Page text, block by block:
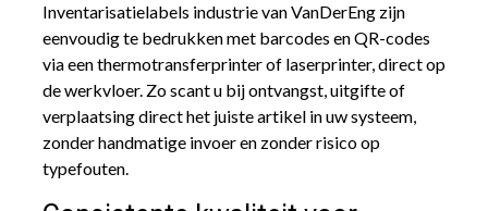
Inventarisatielabels industrie van VanDerEng zijn
eenvoudig te bedrukken met barcodes en QR-codes
via een thermotransferprinter of laserprinter, direct op
de werkvloer. Zo scant u bij ontvangst, uitgifte of
verplaatsing direct het juiste artikel in uw systeem,
zonder handmatige invoer en zonder risico op
typefouten.